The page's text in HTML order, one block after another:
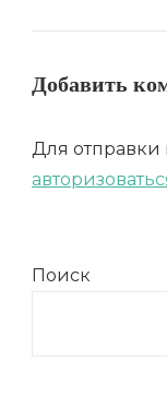
Добавить
Для
Поиск